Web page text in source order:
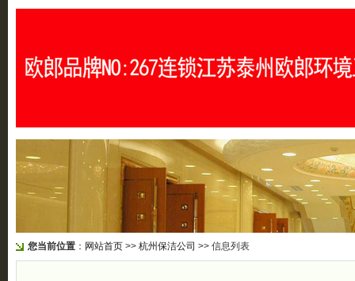
您当前位置 ： 网站首页 >> 杭州保洁公司 >> 信息列表